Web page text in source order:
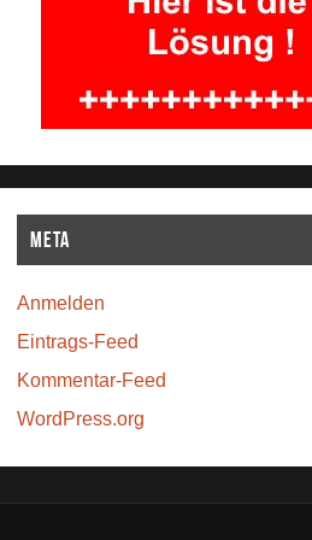
Meta
Anmelden
Eintrags-Feed
Kommentar-Feed
WordPress.org